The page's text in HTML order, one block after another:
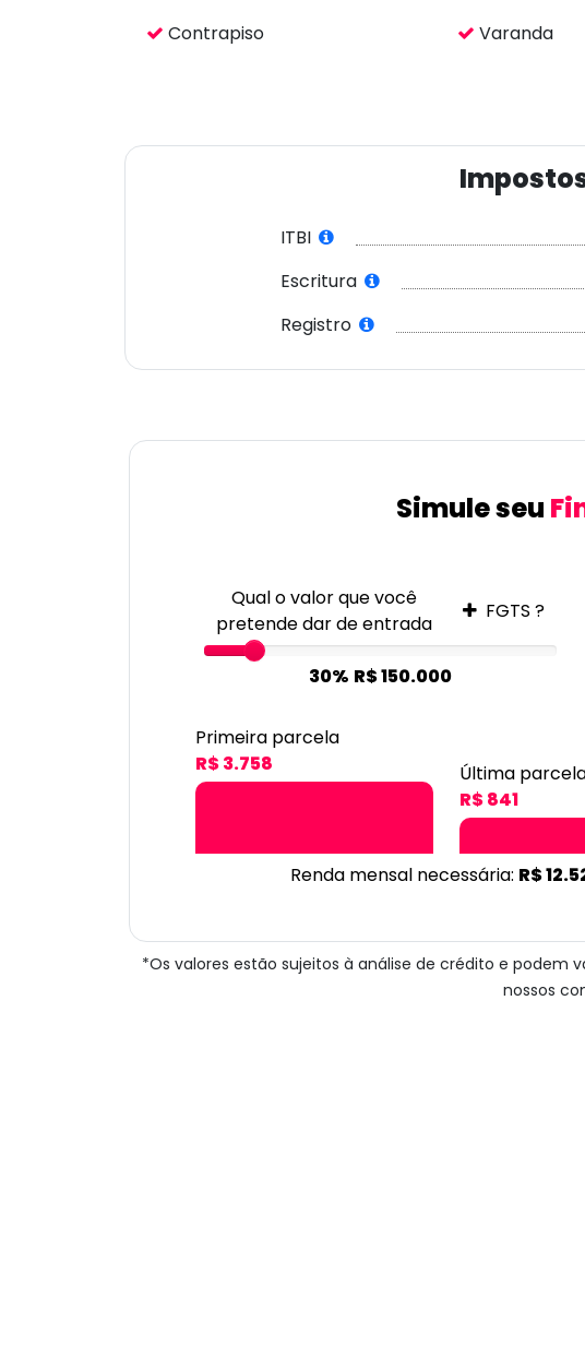
Contrapiso Varanda
ITBI
Escritura
Registro
Simule seu
Qual o valor que você
pretende dar de entrada
FGTS ?
30% R$ 150.000
Primeira parcela
R$ 3.758
Última
R$ 841
Renda mensal necessária: R$
*Os valores estão sujeitos à análise de crédito e podem
nossos